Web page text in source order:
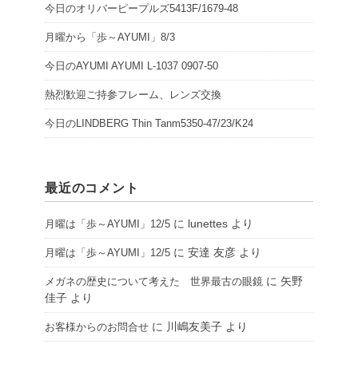
今日のオリバーピープルズ5413F/1679-48
月曜から「歩～AYUMI」8/3
今日のAYUMI AYUMI L-1037 0907-50
熱烈歓迎ご持参フレーム、レンズ交換
今日のLINDBERG Thin Tanm5350-47/23/K24
最近のコメント
月曜は「歩～AYUMI」12/5 に lunettes より
月曜は「歩～AYUMI」12/5 に 安達 友彦 より
メガネの歴史について考えた 世界最古の眼鏡 に 矢野
佳子 より
お客様からのお問合せ に 川嶋友美子 より